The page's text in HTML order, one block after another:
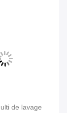
de lavage